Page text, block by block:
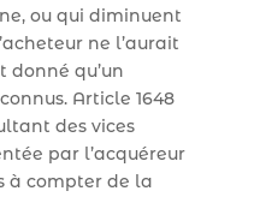
ou qui diminuent
ne l’aurait
donné qu’un
Article 1648
des vices
par l’acquéreur
à compter de la